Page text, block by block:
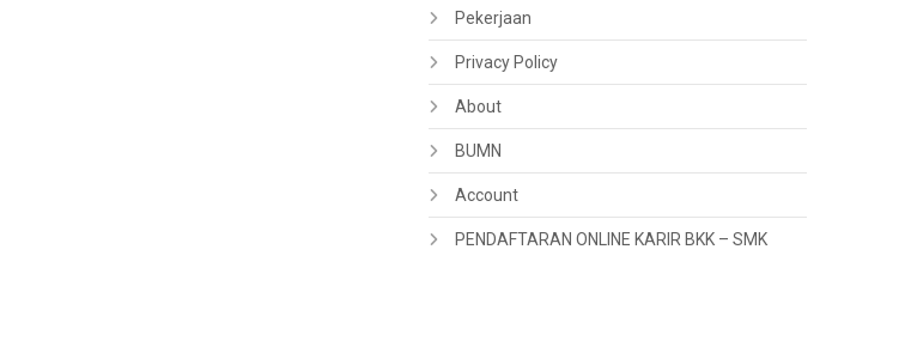
Pekerjaan
Privacy Policy
About
BUMN
Account
PENDAFTARAN ONLINE KARIR BKK – SMK